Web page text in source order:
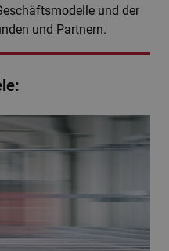
und der
und Partnern.